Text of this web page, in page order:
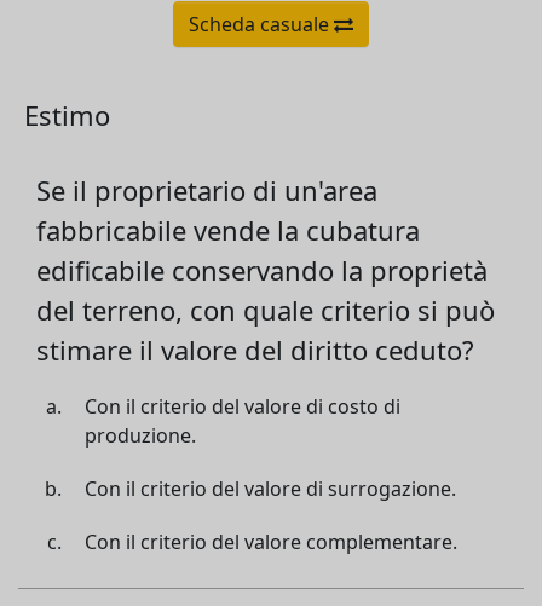
Scheda casuale
Estimo
Se il proprietario di un'area
fabbricabile vende la cubatura
edificabile conservando la proprietà
del terreno, con quale criterio si può
stimare il valore del diritto ceduto?
Con il criterio del valore di costo di
produzione.
Con il criterio del valore di surrogazione.
Con il criterio del valore complementare.